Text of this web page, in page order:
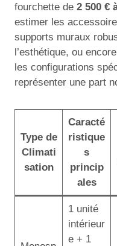
fourchette de 2 500 €
estimer les
supports muraux
l’esthétique, ou
les configurations
représenter une part
Type de
Climati
sation
Caracté
ristique
s
princip
ales
1 unité
intérieur
e + 1